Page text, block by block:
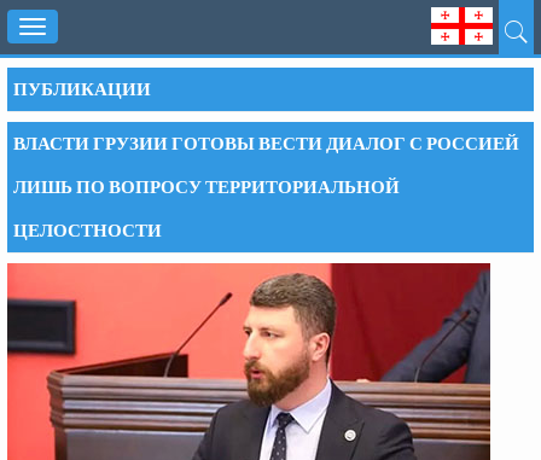
Toggle
navigation
ПУБЛИКАЦИИ
ВЛАСТИ ГРУЗИИ ГОТОВЫ ВЕСТИ ДИАЛОГ С РОССИЕЙ
ЛИШЬ ПО ВОПРОСУ ТЕРРИТОРИАЛЬНОЙ
ЦЕЛОСТНОСТИ